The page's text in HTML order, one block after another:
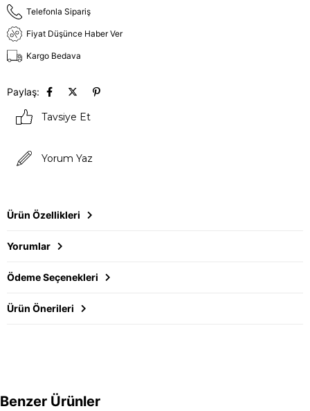
Telefonla Sipariş
Fiyat Düşünce Haber Ver
Kargo Bedava
Paylaş:
Tavsiye Et
Yorum Yaz
Ürün Özellikleri
Yorumlar
Ödeme Seçenekleri
Ürün Önerileri
Benzer Ürünler